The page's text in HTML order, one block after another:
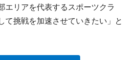
エリアを代表するスポーツクラ
て挑戦を加速させていきたい」と